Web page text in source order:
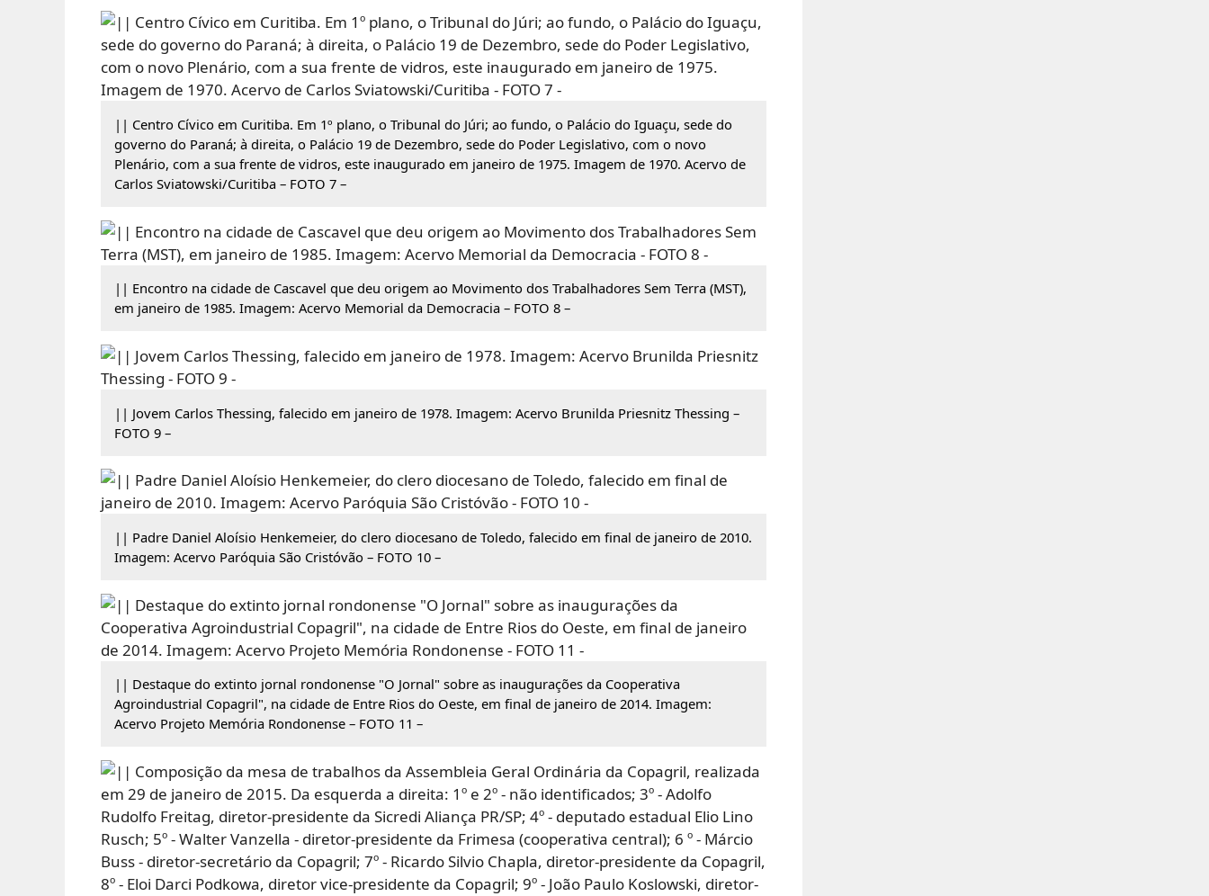
|| Centro Cívico em Curitiba. Em 1º plano, o Tribunal do Júri; ao fundo, o Palácio do Iguaçu, sede do
governo do Paraná; à direita, o Palácio 19 de Dezembro, sede do Poder Legislativo, com o novo
Plenário, com a sua frente de vidros, este inaugurado em janeiro de 1975. Imagem de 1970. Acervo de
Carlos Sviatowski/Curitiba – FOTO 7 –
|| Encontro na cidade de Cascavel que deu origem ao Movimento dos Trabalhadores Sem Terra (MST),
em janeiro de 1985. Imagem: Acervo Memorial da Democracia – FOTO 8 –
|| Jovem Carlos Thessing, falecido em janeiro de 1978. Imagem: Acervo Brunilda Priesnitz Thessing –
FOTO 9 –
|| Padre Daniel Aloísio Henkemeier, do clero diocesano de Toledo, falecido em final de janeiro de 2010.
Imagem: Acervo Paróquia São Cristóvão – FOTO 10 –
|| Destaque do extinto jornal rondonense "O Jornal" sobre as inaugurações da Cooperativa
Agroindustrial Copagril", na cidade de Entre Rios do Oeste, em final de janeiro de 2014. Imagem:
Acervo Projeto Memória Rondonense – FOTO 11 –